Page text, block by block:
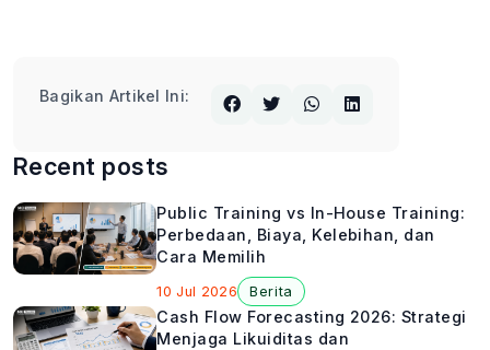
Bagikan Artikel Ini:
Recent posts
Public Training vs In-House Training:
Perbedaan, Biaya, Kelebihan, dan
Cara Memilih
10 Jul 2026 Berita
Cash Flow Forecasting 2026: Strategi
Menjaga Likuiditas dan